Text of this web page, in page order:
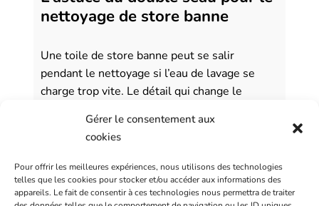
Gérer le consentement aux
cookies
Pour offrir les meilleures expériences, nous utilisons des technologies
telles que les cookies pour stocker et/ou accéder aux informations des
appareils. Le fait de consentir à ces technologies nous permettra de traiter
nettoyage de store banne
Une toile de store banne peut se salir
pendant le nettoyage si l’eau de lavage se
charge trop vite. Le détail qui change le
tient surtout à la façon dont vous rincez la
brosse, l’éponge ou le gant microfibre entre
deux passages. Avec un seul seau, l’eau …